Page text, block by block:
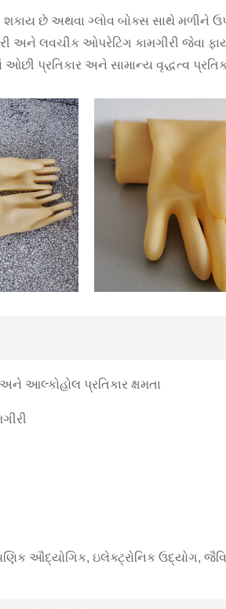
છે અથવા ગ્લોવ બોક્સ સાથે મળીને
અને લવચીક ઓપરેટિંગ કામગીરી જેવા
ઓછી પ્રતિકાર અને સામાન્ય વૃદ્ધત્વ
આલ્કોહોલ પ્રતિકાર ક્ષમતા
ઔદ્યોગિક, ઇલેક્ટ્રોનિક ઉદ્યોગ,